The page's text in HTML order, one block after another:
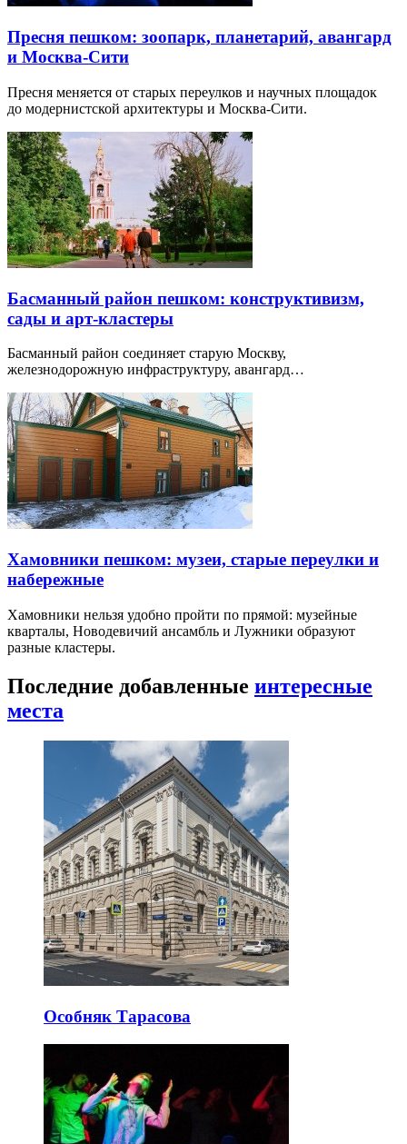
Пресня пешком: зоопарк, планетарий, авангард
и Москва-Сити
Пресня меняется от старых переулков и научных площадок
до модернистской архитектуры и Москва-Сити.
Басманный район пешком: конструктивизм,
сады и арт-кластеры
Басманный район соединяет старую Москву,
железнодорожную инфраструктуру, авангард…
Хамовники пешком: музеи, старые переулки и
набережные
Хамовники нельзя удобно пройти по прямой: музейные
кварталы, Новодевичий ансамбль и Лужники образуют
разные кластеры.
Последние добавленные интересные
места
Особняк Тарасова